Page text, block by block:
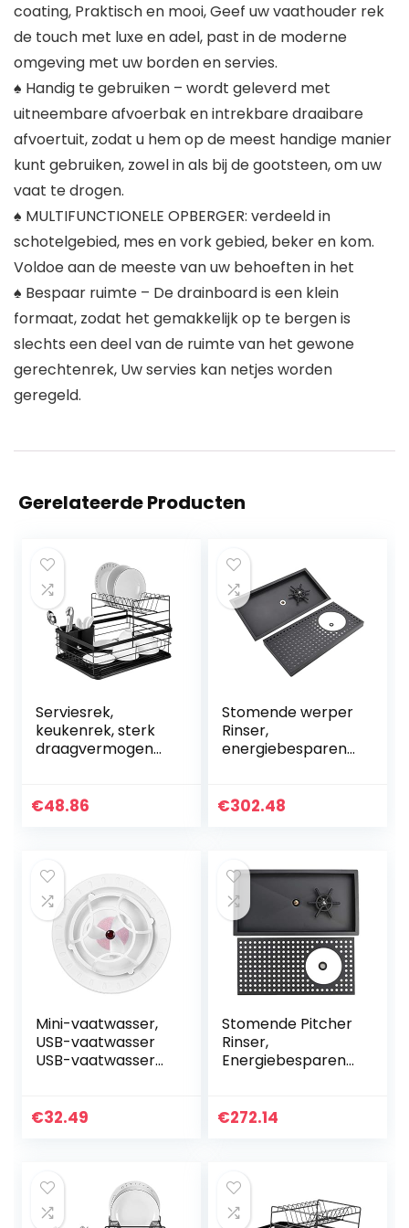
coating, Praktisch en mooi, Geef uw vaathouder rek
de touch met luxe en adel, past in de moderne
omgeving met uw borden en servies.
♠ Handig te gebruiken – wordt geleverd met
uitneembare afvoerbak en intrekbare draaibare
afvoertuit, zodat u hem op de meest handige manier
kunt gebruiken, zowel in als bij de gootsteen, om uw
vaat te drogen.
♠ MULTIFUNCTIONELE OPBERGER: verdeeld in
schotelgebied, mes en vork gebied, beker en kom.
Voldoe aan de meeste van uw behoeften in het
♠ Bespaar ruimte – De drainboard is een klein
formaat, zodat het gemakkelijk op te bergen is
slechts een deel van de ruimte van het gewone
gerechtenrek, Uw servies kan netjes worden
geregeld.
Gerelateerde Producten
Serviesrek,
keukenrek, sterk
draagvermogen
€48.86
Stomende werper
Rinser,
energiebesparend
voor commercieel
€302.48
Mini-vaatwasser,
USB-vaatwasser
USB-vaatwasser
€32.49
Stomende Pitcher
Rinser,
Energiebesparend
Automatische Cup
€272.14